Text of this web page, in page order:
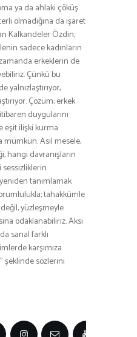
ya da ahlaki çöküş
olmadığına da işaret
Kalkandeler Özdin,
sadece kadınların
erkeklerin de
Çünkü bu
yalnızlaştırıyor,
Çözüm; erkek
duygularını
eşit ilişki kurma
Asıl mesele,
hangi davranışların
tanımlamak
tahakkümle
yüzleşmeyle
odaklanabiliriz. Aksi
sanal farklı
karşımıza
şeklinde sözlerini